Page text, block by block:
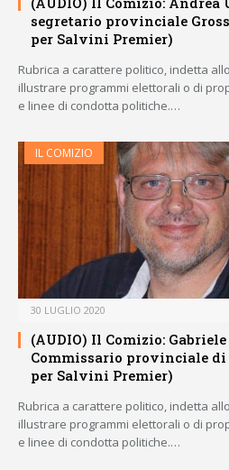
segretario provinciale
per Salvini Premier)
Rubrica a carattere politico, indetta
illustrare programmi elettorali o di
e linee di condotta politiche.…
IL COMIZIO
30 LUGLIO 2020
(AUDIO) Il Comizio:
Commissario provinciale di
per Salvini Premier)
Rubrica a carattere politico, indetta
illustrare programmi elettorali o di
e linee di condotta politiche.…